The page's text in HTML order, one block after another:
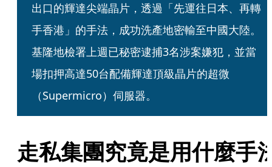
出口的輝達尖端晶片，透過「先運往日本、再轉
手香港」的手法，成功洗產地密輸至中國大陸。
基隆地檢署上週已秘密逮捕3名涉案嫌犯，並當
場扣押高達50台配備輝達頂級晶片的超微
（Supermicro）伺服器。
走私集團究竟是用什麼手